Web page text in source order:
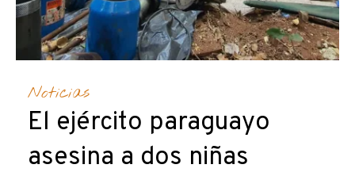
Noticias
El ejército paraguayo
asesina a dos niñas